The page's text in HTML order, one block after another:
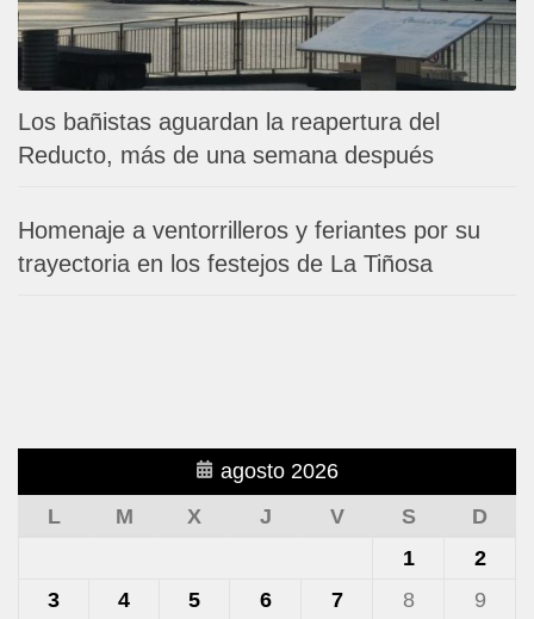
Los bañistas aguardan la reapertura del
Reducto, más de una semana después
Homenaje a ventorrilleros y feriantes por su
trayectoria en los festejos de La Tiñosa
agosto 2026
L
M X J V S
D
1
2
3
4 5 6 7 8
9